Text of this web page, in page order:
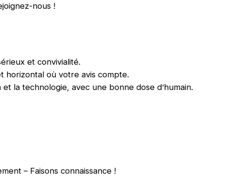
nous !
et convivialité.
horizontal où votre avis compte.
la technologie, avec une bonne dose d’humain.
– Faisons connaissance !